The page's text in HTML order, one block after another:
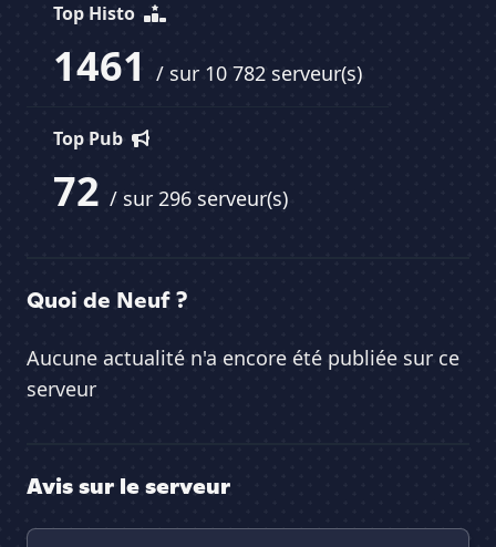
Top Histo
1461 / sur 10 782 serveur(s)
Top Pub
72 / sur 296 serveur(s)
Quoi de Neuf ?
Aucune actualité n'a encore été publiée sur ce
serveur
Avis sur le serveur